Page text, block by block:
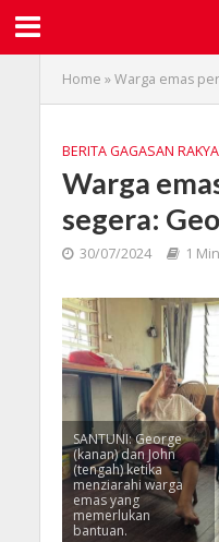
Home »Warga emas
BERITA GAGASAN
Warga
segera:
30/07/2024 1
SANTUNI: George
(kanan) dan John
(tengah) ketika
menziarahi warga
emas yang
memerlukan
bantuan.